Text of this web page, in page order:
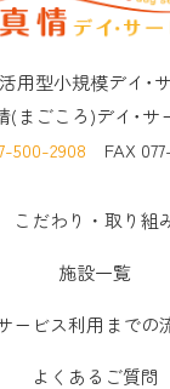
用型小規模デイ･
(まごころ)デイ･サ
500-2908 FAX
こだわり・取り組
施設一覧
ービス利用までの
よくあるご質問